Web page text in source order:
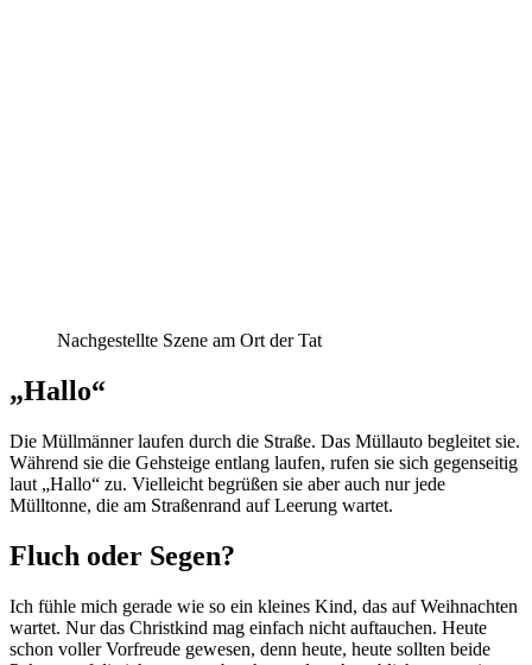
Nachgestellte Szene am Ort der Tat
„Hallo“
Die Müllmänner laufen durch die Straße. Das Müllauto begleitet sie.
Während sie die Gehsteige entlang laufen, rufen sie sich gegenseitig
laut „Hallo“ zu. Vielleicht begrüßen sie aber auch nur jede
Mülltonne, die am Straßenrand auf Leerung wartet.
Fluch oder Segen?
Ich fühle mich gerade wie so ein kleines Kind, das auf Weihnachten
wartet. Nur das Christkind mag einfach nicht auftauchen. Heute
schon voller Vorfreude gewesen, denn heute, heute sollten beide